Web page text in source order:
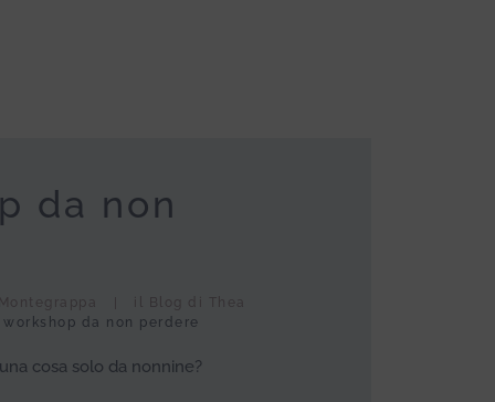
da non
il Blog di Thea
workshop da non perdere
cosa solo da nonnine?